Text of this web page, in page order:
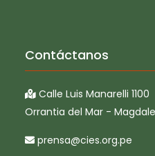
Contáctanos
Calle Luis Manarelli 1100
Orrantia del Mar -
prensa@cies.org.pe